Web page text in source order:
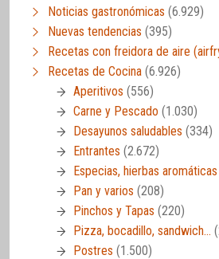
Noticias gastronómicas (6.929)
Nuevas tendencias (395)
Recetas con freidora de aire
Recetas de Cocina (6.926)
Aperitivos (556)
Carne y Pescado (1.030)
Desayunos saludables (334)
Entrantes (2.672)
Especias, hierbas aromáticas
Pan y varios (208)
Pinchos y Tapas (220)
Pizza, bocadillo, sandwich…
Postres (1.500)